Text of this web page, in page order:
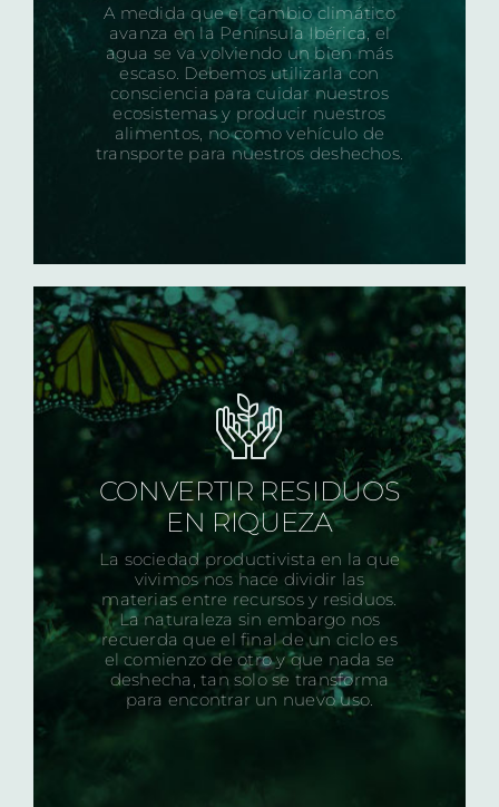
A medida que el cambio climático
avanza en la Península Ibérica, el
agua se va volviendo un bien más
escaso. Debemos utilizarla con
consciencia para cuidar nuestros
ecosistemas y producir nuestros
alimentos, no como vehículo de
transporte para nuestros deshechos.
CONVERTIR RESIDUOS
EN RIQUEZA
La sociedad productivista en la que
vivimos nos hace dividir las
materias entre recursos y residuos.
La naturaleza sin embargo nos
recuerda que el final de un ciclo es
el comienzo de otro y que nada se
deshecha, tan solo se transforma
para encontrar un nuevo uso.